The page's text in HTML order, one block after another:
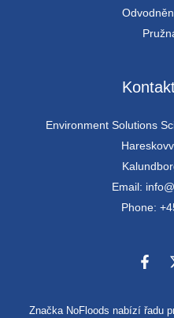
Environment Solutions
Email:
Phone:
Značka NoFloods nabízí řadu